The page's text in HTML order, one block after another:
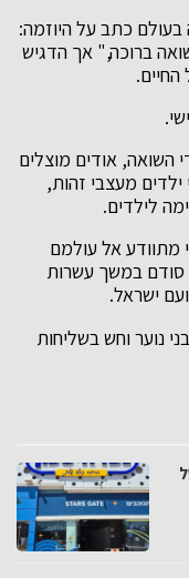
בעולם כתב על היוזמה:
ברוכה," אך הדגיש
השואה, אודים מוצלים
מעצבי זהות,
לילדים.
מתוודע אל עולמם
סודם במשך עשרות
ישראל.
נוער וחש בשליחות